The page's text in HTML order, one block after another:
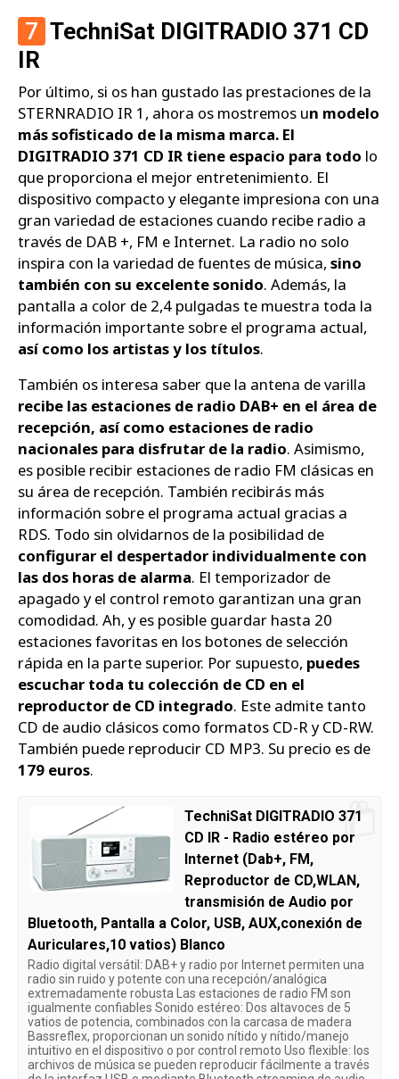
7 TechniSat DIGITRADIO 371 CD
IR
Por último, si os han gustado las prestaciones de la
STERNRADIO IR 1, ahora os mostremos un modelo
más sofisticado de la misma marca. El
DIGITRADIO 371 CD IR tiene espacio para todo lo
que proporciona el mejor entretenimiento. El
dispositivo compacto y elegante impresiona con una
gran variedad de estaciones cuando recibe radio a
través de DAB +, FM e Internet. La radio no solo
inspira con la variedad de fuentes de música, sino
también con su excelente sonido. Además, la
pantalla a color de 2,4 pulgadas te muestra toda la
información importante sobre el programa actual,
así como los artistas y los títulos.
También os interesa saber que la antena de varilla
recibe las estaciones de radio DAB+ en el área de
recepción, así como estaciones de radio
nacionales para disfrutar de la radio. Asimismo,
es posible recibir estaciones de radio FM clásicas en
su área de recepción. También recibirás más
información sobre el programa actual gracias a
RDS. Todo sin olvidarnos de la posibilidad de
configurar el despertador individualmente con
las dos horas de alarma. El temporizador de
apagado y el control remoto garantizan una gran
comodidad. Ah, y es posible guardar hasta 20
estaciones favoritas en los botones de selección
rápida en la parte superior. Por supuesto, puedes
escuchar toda tu colección de CD en el
reproductor de CD integrado. Este admite tanto
CD de audio clásicos como formatos CD-R y CD-RW.
También puede reproducir CD MP3. Su precio es de
179 euros.
TechniSat DIGITRADIO 371
CD IR - Radio estéreo por
Internet (Dab+, FM,
Reproductor de CD,WLAN,
transmisión de Audio por
Bluetooth, Pantalla a Color, USB, AUX,conexión de
Auriculares,10 vatios) Blanco
Radio digital versátil: DAB+ y radio por Internet permiten una
radio sin ruido y potente con una recepción/analógica
extremadamente robusta Las estaciones de radio FM son
igualmente confiables Sonido estéreo: Dos altavoces de 5
vatios de potencia, combinados con la carcasa de madera
Bassreflex, proporcionan un sonido nítido y nítido/manejo
intuitivo en el dispositivo o por control remoto Uso flexible: los
archivos de música se pueden reproducir fácilmente a través